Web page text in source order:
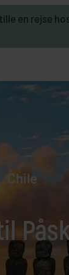
en rejse
Chile